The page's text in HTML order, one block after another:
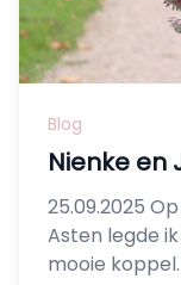
Blog
Nienke en
25.09.2025
Asten legde
mooie